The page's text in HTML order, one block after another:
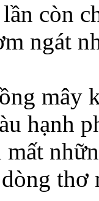
còn
ngát
mây
hạnh
thơ